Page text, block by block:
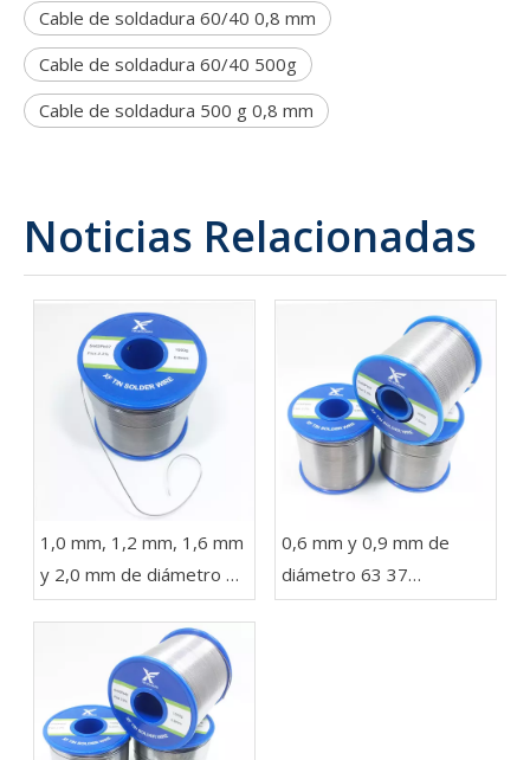
Cable de soldadura 60/40 0,8 mm
Cable de soldadura 60/40 500g
Cable de soldadura 500 g 0,8 mm
Noticias Relacionadas
1,0 mm, 1,2 mm, 1,6 mm
y 2,0 mm de diámetro 63
37 Sn Pb Soldadura en un
carrete de 1 kg para
luces LED
0,6 mm y 0,9 mm de
diámetro 63 37
Soldadura de alambre